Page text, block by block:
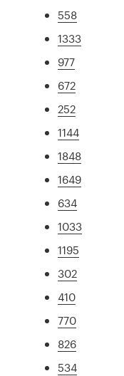
558
1333
977
672
252
1144
1848
1649
634
1033
1195
302
410
770
826
534